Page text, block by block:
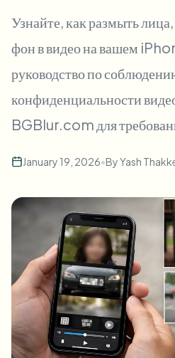
Замена лица - Видео
Видеоаналитика
Пакетное размытие видео
Обработайте много роликов за один
Пакетное размытие лиц
Высокопроизводительные
Размыть что угодно
Корпоративные зоны, политики и
API и SDK
Автоматизация загрузок, задач и
Форма обратной связи
Видеоаналитика
Пакетное удаление фона
Узнайте, как размыть
фон в видео на вашем
руководство по
конфиденциальности
BGBlur.com для
January 19, 2026•ByYash